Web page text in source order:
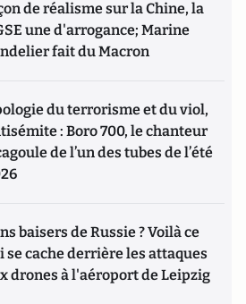
de réalisme sur la Chine, la
une d'arrogance; Marine
fait du Macron
du terrorisme et du viol,
: Boro 700, le chanteur
de l’un des tubes de l’été
baisers de Russie ? Voilà ce
se cache derrière les attaques
drones à l'aéroport de Leipzig